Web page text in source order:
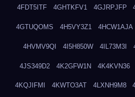
4FDT5ITF 4GHTKFV1 4GJRPJFP
4GTUQOMS 4H5VY3Z1 4HCW1AJA
4HVMV9QI 4I5H850W 4IL73M3I
4JS349D2 4K2GFW1N 4K4KVN36
4KQJIFMI 4KWTO3AT 4LXNH9M8